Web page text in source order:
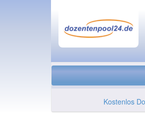
Kostenlos